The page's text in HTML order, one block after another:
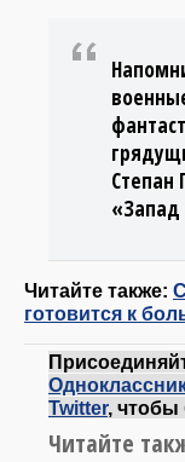
Степан
«Запад
Читайте также:
готовится к
Twitter, чтобы
Читайте